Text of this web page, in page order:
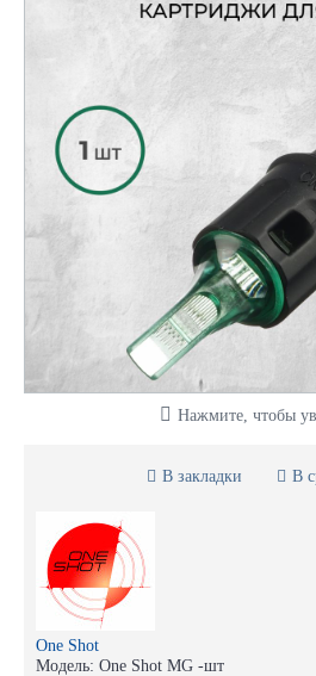
Нажмите, чтобы
В закладки В
One Shot
Модель: One Shot MG -шт